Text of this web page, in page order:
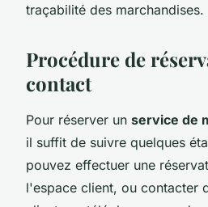
traçabilité des marchandises.
Procédure de
contact
Pour réserver un service de
il suffit de suivre quelques
pouvez effectuer une
l'espace client, ou contacter